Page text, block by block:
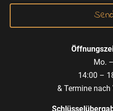
Mo.
14:00 –
& Termine nach